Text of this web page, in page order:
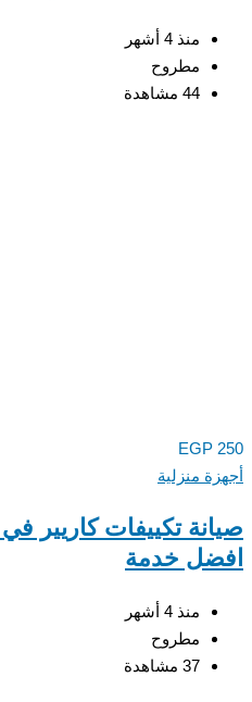
منذ 4 أشهر
مطروح
EGP
منزلية
خدمة
منذ 4 أشهر
مطروح